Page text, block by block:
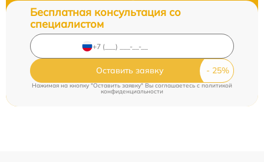
Бесплатная консультация со
специалистом
Оставить заявку
Нажимая на кнопку "Оставить заявку" Вы соглашаетесь c политикой
конфиденциальности